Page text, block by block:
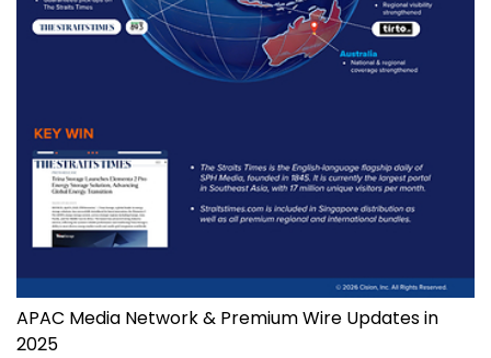
APAC Media Network & Premium Wire Updates in
2025